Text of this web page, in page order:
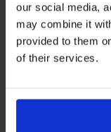
our social media,
may combine it
provided to them
of their services.
Με την
ενημερωτικά